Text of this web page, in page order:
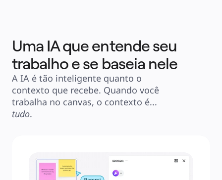
Uma IA que entende seu
trabalho e se baseia nele
A IA é tão inteligente quanto o
contexto que recebe. Quando você
tudo.